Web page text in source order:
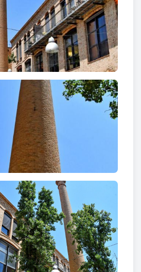
amb què es coneixia l’edifici. Més
mecànics Perelló i la fàbrica
fins que deixà de funcionar
d’abandó l’any 2004
d’aquest espai portada
Marcè (Finques Rambles) com a
tipus loft, creant un espai
que comunica el carrer de Santa
de Sebastià Artés amb
l’avinguda Balmes, unint així dos
de la Igualada actual.